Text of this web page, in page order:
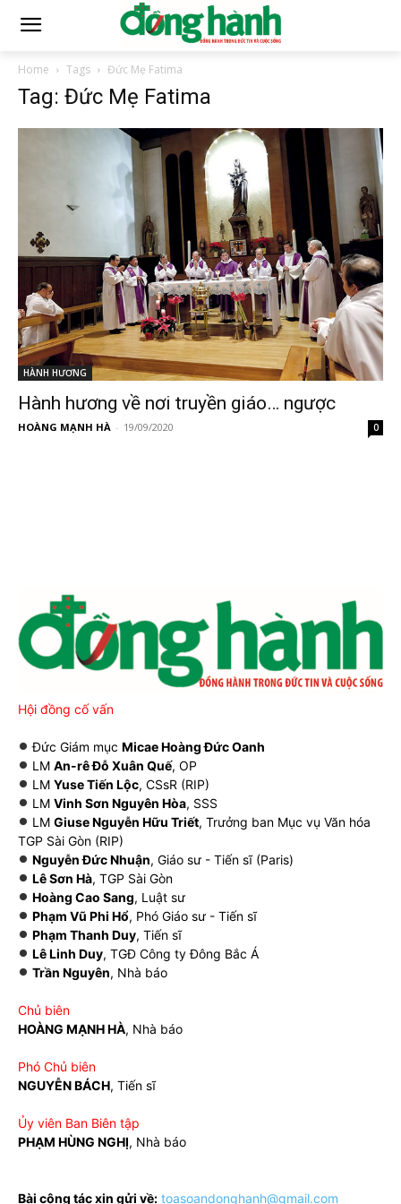
Home Tags Đức Mẹ Fatima
Tag: Đức Mẹ Fatima
HÀNH HƯƠNG
Hành hương về nơi truyền giáo… ngược
HOÀNG MẠNH HÀ - 19/09/2020 0
Hội đồng cố vấn
Đức Giám mục Micae Hoàng Đức Oanh
LM An-rê Đỗ Xuân Quế, OP
LM Yuse Tiến Lộc, CSsR (RIP)
LM Vinh Sơn Nguyên Hòa, SSS
LM Giuse Nguyễn Hữu Triết, Trưởng ban Mục vụ Văn hóa
TGP Sài Gòn (RIP)
Nguyễn Đức Nhuận, Giáo sư - Tiến sĩ (Paris)
Lê Sơn Hà, TGP Sài Gòn
Hoàng Cao Sang, Luật sư
Phạm Vũ Phi Hổ, Phó Giáo sư - Tiến sĩ
Phạm Thanh Duy, Tiến sĩ
Lê Linh Duy, TGĐ Công ty Đông Bắc Á
Trần Nguyên, Nhà báo
Chủ biên
HOÀNG MẠNH HÀ, Nhà báo
Phó Chủ biên
NGUYỄN BÁCH, Tiến sĩ
Ủy viên Ban Biên tập
PHẠM HÙNG NGHỊ, Nhà báo
Bài cộng tác xin gửi về: toasoandonghanh@gmail.com